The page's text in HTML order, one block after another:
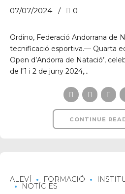
07/07/2024 0
Ordino, Federació Andorrana de
tecnificació esportiva.— Quarta
Open d’Andorra de Natació’,
de l’1 i 2 de juny 2024,...
CONTINUE
ALEVÍ FORMACIÓ
NOTÍCIES